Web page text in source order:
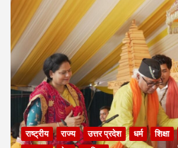
राष्ट्रीय राज्य उत्तर प्रदेश धर्म शिक्षा